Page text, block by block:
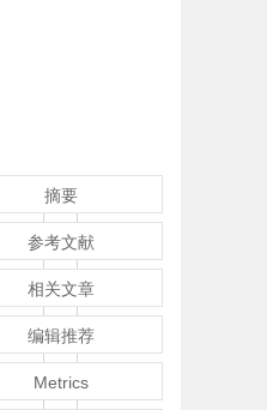
摘要
参考文献
相关文章
编辑推荐
Metrics